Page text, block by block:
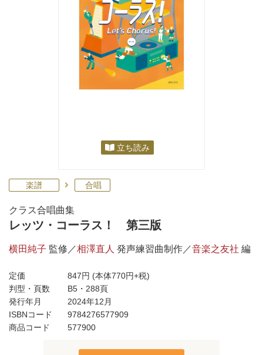
立ち読み
楽譜 合唱
クラス合唱曲集
レッツ・コーラス！ 第三版
横田純子 監修／相澤直人 発声練習曲制作／音楽之友社 編
定価 847円 (本体770円+税)
判型・頁数
B5・288頁
発行年月
2024年12月
ISBNコード
9784276577909
商品コード
577900